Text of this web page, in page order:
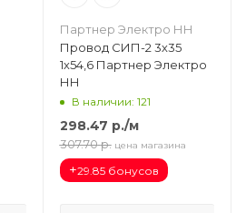
Партнер Электро НН
Провод СИП-2 3х35
1х54,6 Партнер Электро
НН
В наличии: 121
298.47 р./м
307.70 р. цена магазина
+29.85 бонусов